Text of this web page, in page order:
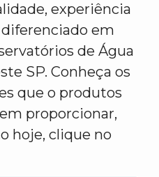
experiência
em
de Água
SP. Conheça os
que o produtos
proporcionar,
hoje, clique no